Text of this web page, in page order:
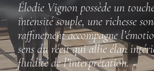
Élodie Vignon possède un
intensité souple, une richesse
raffinement accompagne
sens du récit qui allie élan
fluidité de l’interprétation.